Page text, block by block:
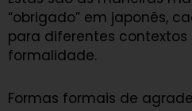
“obrigado” em japonês,
para diferentes contextos
formalidade.
Formas formais de